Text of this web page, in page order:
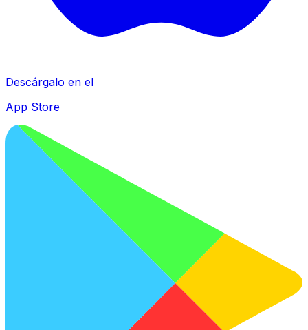
Descárgalo en el
App Store